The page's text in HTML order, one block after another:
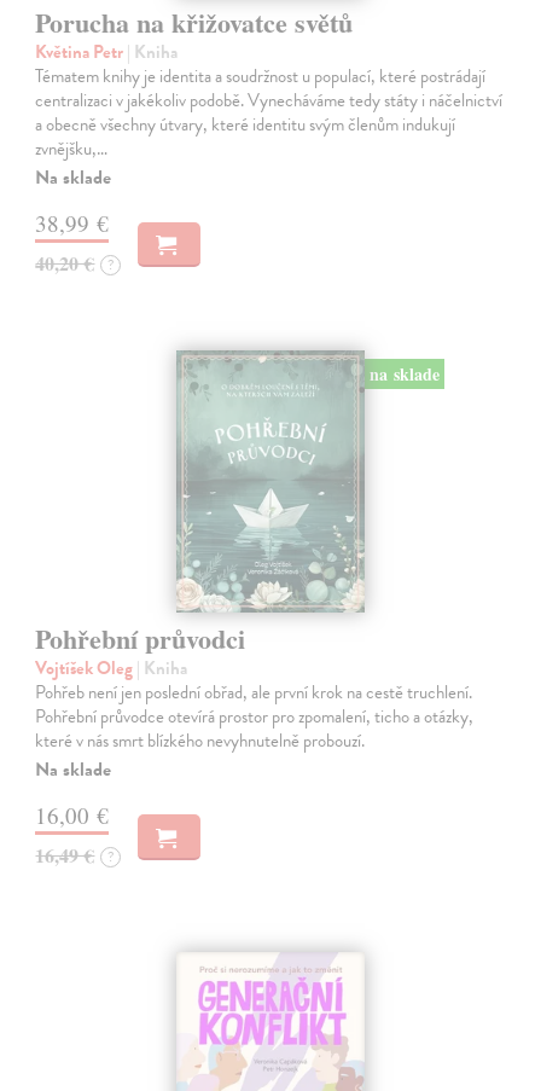
Porucha na křižovatce světů
Květina Petr| Kniha
Tématem knihy je identita a soudržnost u populací, které postrádají
centralizaci v jakékoliv podobě. Vynecháváme tedy státy i náčelnictví
a obecně všechny útvary, které identitu svým členům indukují
zvnějšku,…
Na sklade
38,99 €
40,20 € ?
na sklade
Pohřební průvodci
Vojtíšek Oleg| Kniha
Pohřeb není jen poslední obřad, ale první krok na cestě truchlení.
Pohřební průvodce otevírá prostor pro zpomalení, ticho a otázky,
které v nás smrt blízkého nevyhnutelně probouzí.
Na sklade
16,00 €
16,49 € ?